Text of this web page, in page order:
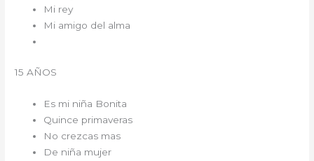
Mi rey
Mi amigo del alma
15 AÑOS
Es mi niña Bonita
Quince primaveras
No crezcas mas
De niña mujer